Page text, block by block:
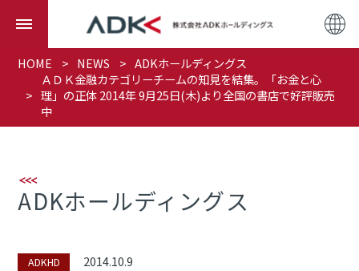
HOME NEWS
ADKホールディングス
ＡＤＫ金融カテゴリーチームの知見を結集。「お金と心
理」の正体 2014年 9月25日(木)より全国の書店で好評販売
中
ADKホールディングス
ADKHD 2014.10.9